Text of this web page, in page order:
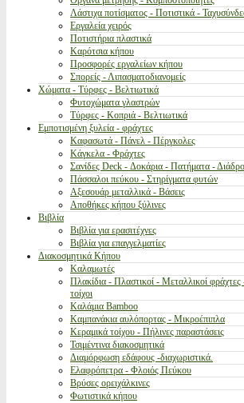
Λάστιχα ποτίσματος - Ποτιστικά -
Εργαλεία χειρός
Ποτιστήρια πλαστικά
Καρότσια κήπου
Προσφορές εργαλείων κήπου
Σπορείς - Λιπασματοδιανομείς
Χώματα - Τύρφες - Βελτιωτικά
Φυτοχώματα γλαστρών
Τύρφες - Κοπριά - Βελτιωτικά
Εμποτισμένη ξυλεία - φράχτες
Καφασωτά - Πάνελ - Πέργκολες
Κάγκελα - Φράχτες
Σανίδες Deck - Δοκάρια - Πατήματα -
Πάσσαλοι πεύκου - Στηρίγματα φυτών
Αξεσουάρ μεταλλικά - Βάσεις
Αποθήκες κήπου ξύλινες
Βιβλία
Βιβλία για ερασιτέχνες
Βιβλία για επαγγελματίες
Διακοσμητικά Κήπου
Καλαμωτές
Πλακίδια - Πλαστικοί - Μεταλλικοί
τοίχοι
Καλάμια Bamboo
Καμπανάκια αυλόπορτας - Μικροέπιπλα
Κεραμικά τοίχου - Πήλινες παραστάσεις
Τσιμέντινα διακοσμητικά
Διαμόρφωση εδάφους -διαχωριστικά.
Ελαφρόπετρα - Φλοιός Πεύκου
Βρύσες ορειχάλκινες
Φωτιστικά κήπου